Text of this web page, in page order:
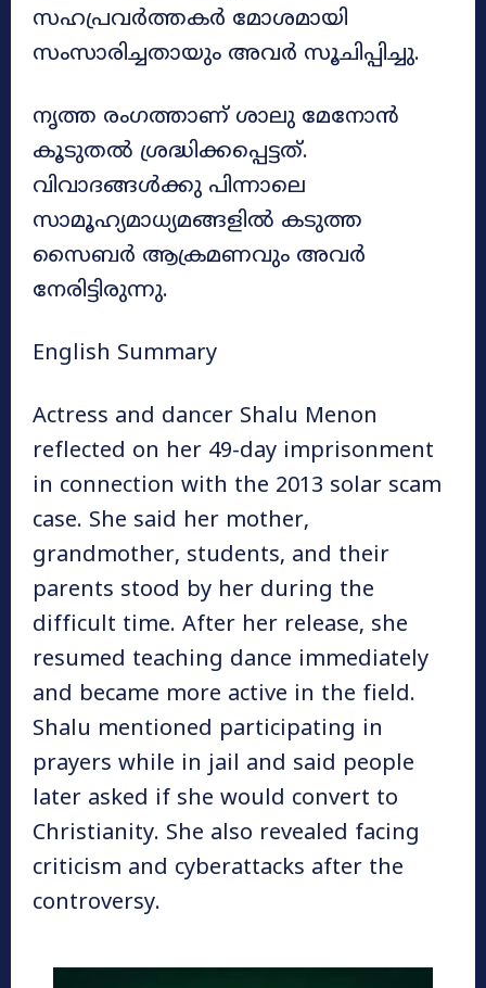
സഹപ്രവർത്തകർ മോശമായി
സംസാരിച്ചതായും അവർ സൂചിപ്പിച്ചു.
നൃത്ത രംഗത്താണ് ശാലു മേനോൻ
കൂടുതൽ ശ്രദ്ധിക്കപ്പെട്ടത്.
വിവാദങ്ങൾക്കു പിന്നാലെ
സാമൂഹ്യമാധ്യമങ്ങളിൽ കടുത്ത
സൈബർ ആക്രമണവും അവർ
നേരിട്ടിരുന്നു.
English Summary
Actress and dancer Shalu Menon
reflected on her 49-day imprisonment
in connection with the 2013 solar scam
case. She said her mother,
grandmother, students, and their
parents stood by her during the
difficult time. After her release, she
resumed teaching dance immediately
and became more active in the field.
Shalu mentioned participating in
prayers while in jail and said people
later asked if she would convert to
Christianity. She also revealed facing
criticism and cyberattacks after the
controversy.